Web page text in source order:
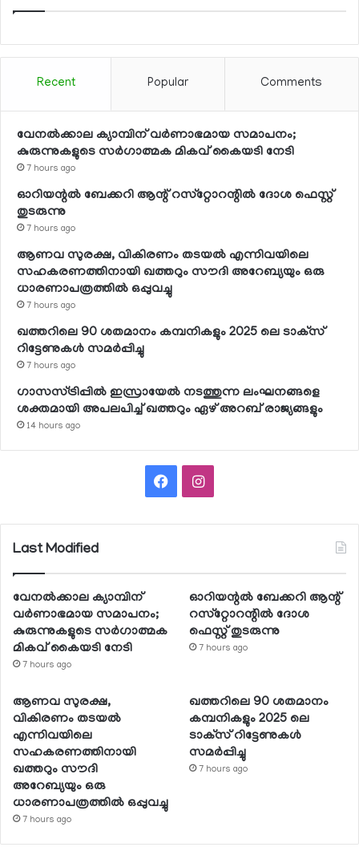
Recent Popular Comments
വേനല്‍ക്കാല ക്യാമ്പിന് വര്‍ണാഭമായ സമാപനം;
കുരുന്നുകളുടെ സര്‍ഗാത്മക മികവ് കൈയടി നേടി
7 hours ago
ഓറിയന്റല്‍ ബേക്കറി ആന്റ് റസ്‌റ്റോറന്റില്‍ ദോശ ഫെസ്റ്റ്
തുടരുന്നു
7 hours ago
ആണവ സുരക്ഷ, വികിരണം തടയല്‍ എന്നിവയിലെ
സഹകരണത്തിനായി ഖത്തറും സൗദി അറേബ്യയും ഒരു
ധാരണാപത്രത്തില്‍ ഒപ്പുവച്ചു
7 hours ago
ഖത്തറിലെ 90 ശതമാനം കമ്പനികളും 2025 ലെ ടാക്‌സ്
റിട്ടേണുകള്‍ സമര്‍പ്പിച്ചു
7 hours ago
ഗാസസ്ട്രിപ്പില്‍ ഇസ്രായേല്‍ നടത്തുന്ന ലംഘനങ്ങളെ
ശക്തമായി അപലപിച്ച് ഖത്തറും ഏഴ് അറബ് രാജ്യങ്ങളും
14 hours ago
FacebookInstagram
Last Modified
വേനല്‍ക്കാല ക്യാമ്പിന്
വര്‍ണാഭമായ സമാപനം;
കുരുന്നുകളുടെ സര്‍ഗാത്മക
മികവ് കൈയടി നേടി
7 hours ago
ഓറിയന്റല്‍ ബേക്കറി ആന്റ്
റസ്‌റ്റോറന്റില്‍ ദോശ
ഫെസ്റ്റ് തുടരുന്നു
7 hours ago
ആണവ സുരക്ഷ,
വികിരണം തടയല്‍
എന്നിവയിലെ
സഹകരണത്തിനായി
ഖത്തറും സൗദി
അറേബ്യയും ഒരു
ധാരണാപത്രത്തില്‍ ഒപ്പുവച്ചു
7 hours ago
ഖത്തറിലെ 90 ശതമാനം
കമ്പനികളും 2025 ലെ
ടാക്‌സ് റിട്ടേണുകള്‍
സമര്‍പ്പിച്ചു
7 hours ago